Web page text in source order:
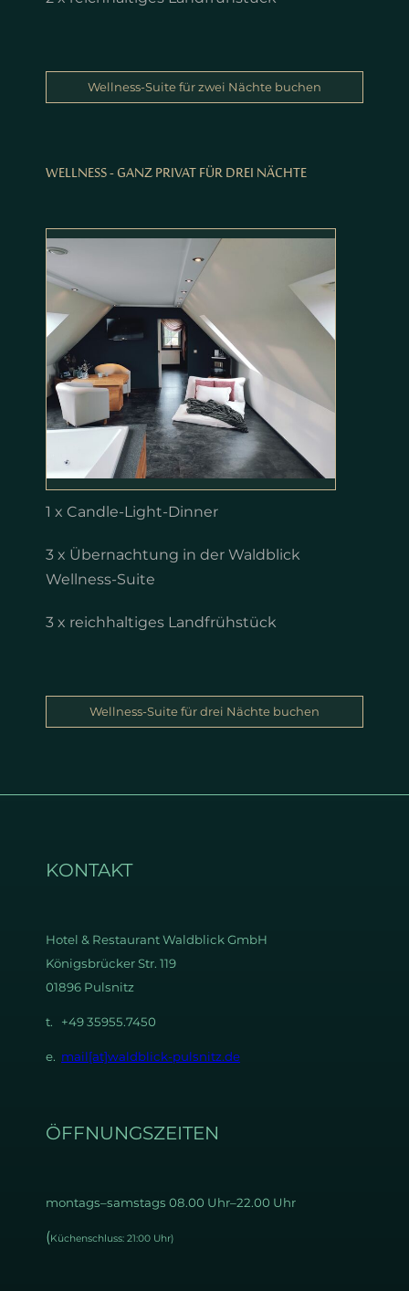
Wellness-Suite für zwei Nächte buchen
WELLNESS - GANZ PRIVAT FÜR DREI NÄCHTE
1 x Candle-Light-Dinner
3 x Übernachtung in der Waldblick
Wellness-Suite
3 x reichhaltiges Landfrühstück
Wellness-Suite für drei Nächte buchen
KONTAKT
Hotel & RestaurantWaldblick GmbH
Königsbrücker Str. 119
01896 Pulsnitz
t. +49 35955.7450
e. mail[at]waldblick-pulsnitz.de
ÖFFNUNGSZEITEN
montags–samstags 08.00 Uhr–22.00 Uhr
(Küchenschluss: 21:00 Uhr)